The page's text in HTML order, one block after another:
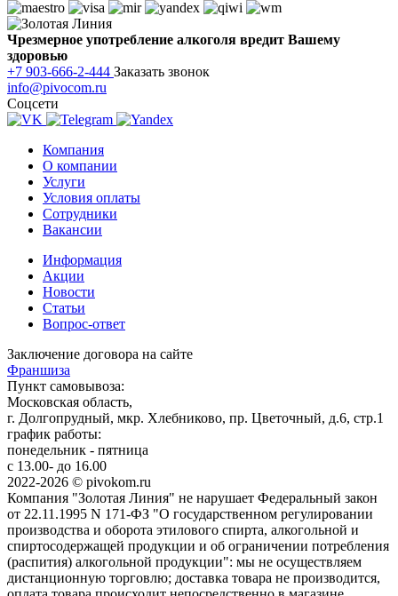
Чрезмерное употребление алкоголя вредит Вашему
здоровью
+7 903-666-2-444 Заказать звонок
info@pivocom.ru
Соцсети
Компания
О компании
Услуги
Условия оплаты
Сотрудники
Вакансии
Информация
Акции
Новости
Статьи
Вопрос-ответ
Заключение договора на сайте
Франшиза
Пункт самовывоза:
Московская область,
г. Долгопрудный, мкр. Хлебниково, пр. Цветочный, д.6, стр.1
график работы:
понедельник - пятница
с 13.00- до 16.00
2022-2026 © pivokom.ru
Компания "Золотая Линия" не нарушает Федеральный закон
от 22.11.1995 N 171-ФЗ "О государственном регулировании
производства и оборота этилового спирта, алкогольной и
спиртосодержащей продукции и об ограничении потребления
(распития) алкогольной продукции": мы не осуществляем
дистанционную торговлю; доставка товара не производится,